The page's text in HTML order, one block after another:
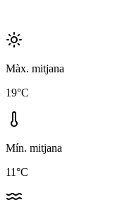
Màx. mitjana
19°C
Mín. mitjana
11°C